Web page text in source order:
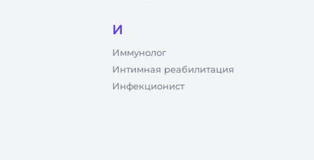
И
Иммунолог
Интимная реабилитация
Инфекционист